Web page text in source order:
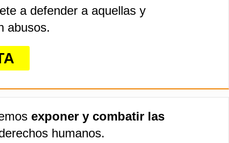
a defender a aquellas y
abusos.
exponer y combatir las
humanos.